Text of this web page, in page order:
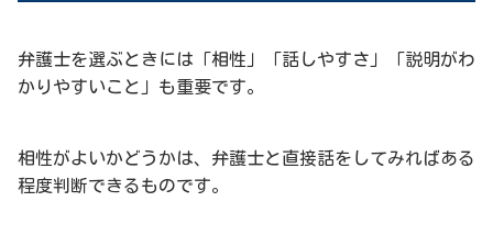
弁護士を選ぶときには「相性」「話しやすさ」「説明がわ
かりやすいこと」も重要です。
相性がよいかどうかは、弁護士と直接話をしてみればある
程度判断できるものです。